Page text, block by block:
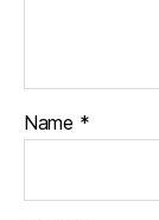
Name *